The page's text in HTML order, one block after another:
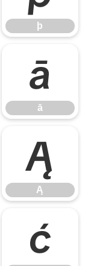
þ
ā
ā
Ą
Ą
ć